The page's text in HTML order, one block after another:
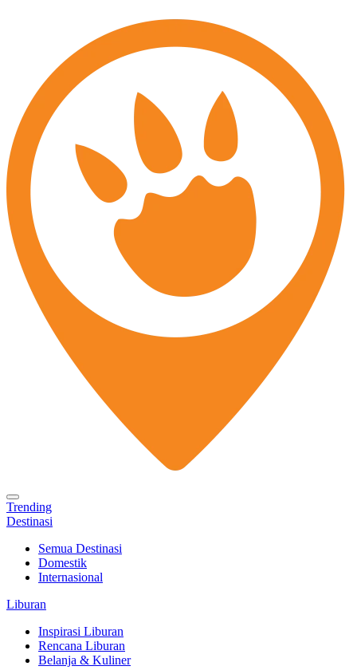
Trending
Destinasi
Semua Destinasi
Domestik
Internasional
Liburan
Inspirasi Liburan
Rencana Liburan
Belanja & Kuliner